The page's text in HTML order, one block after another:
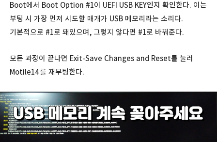
Boot에서 Boot Option #1이 UEFI USB KEY인지 확인한다. 이는
부팅 시 가장 먼저 시도할 매개가 USB 메모리라는 소리다.
기본적으로 #1로 돼있으며, 그렇지 않다면 #1로 바꿔준다.
모든 과정이 끝나면 Exit-Save Changes and Reset를 눌러
Motile14를 재부팅한다.